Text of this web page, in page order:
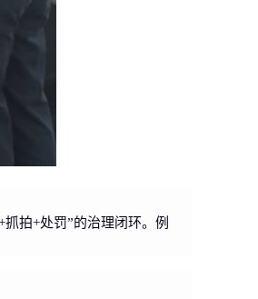
拍+处罚”的治理闭环。例